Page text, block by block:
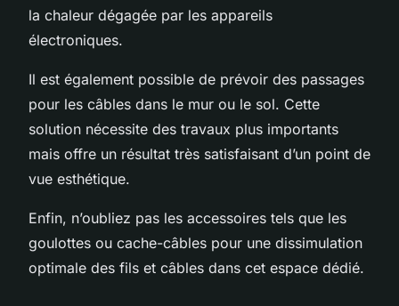
la chaleur dégagée par les appareils
électroniques.
Il est également possible de prévoir des passages
pour les câbles dans le mur ou le sol. Cette
solution nécessite des travaux plus importants
mais offre un résultat très satisfaisant d’un point de
vue esthétique.
Enfin, n’oubliez pas les accessoires tels que les
goulottes ou cache-câbles pour une dissimulation
optimale des fils et câbles dans cet espace dédié.